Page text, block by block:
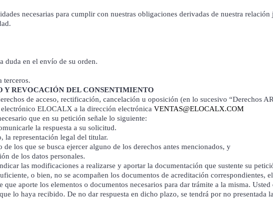
necesarias para cumplir con nuestras obligaciones derivadas de nuestra relación
duda en el envío de su orden.
terceros.
Y REVOCACIÓN DEL CONSENTIMIENTO
de acceso, rectificación, cancelación u oposición (en lo sucesivo “Derechos
ELOCALX a la dirección electrónica VENTAS@ELOCALX.COM
que en su petición señale lo siguiente:
la respuesta a su solicitud.
la representación legal del titular.
los que se busca ejercer alguno de los derechos antes mencionados, y
de los datos personales.
las modificaciones a realizarse y aportar la documentación que sustente su
o bien, no se acompañen los documentos de acreditación correspondientes,
aporte los elementos o documentos necesarios para dar trámite a la misma.
lo haya recibido. De no dar respuesta en dicho plazo, se tendrá por no presentada